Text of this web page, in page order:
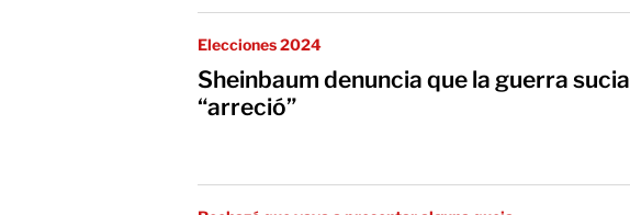
Elecciones 2024
Sheinbaum denuncia que la guerra sucia
“arreció”